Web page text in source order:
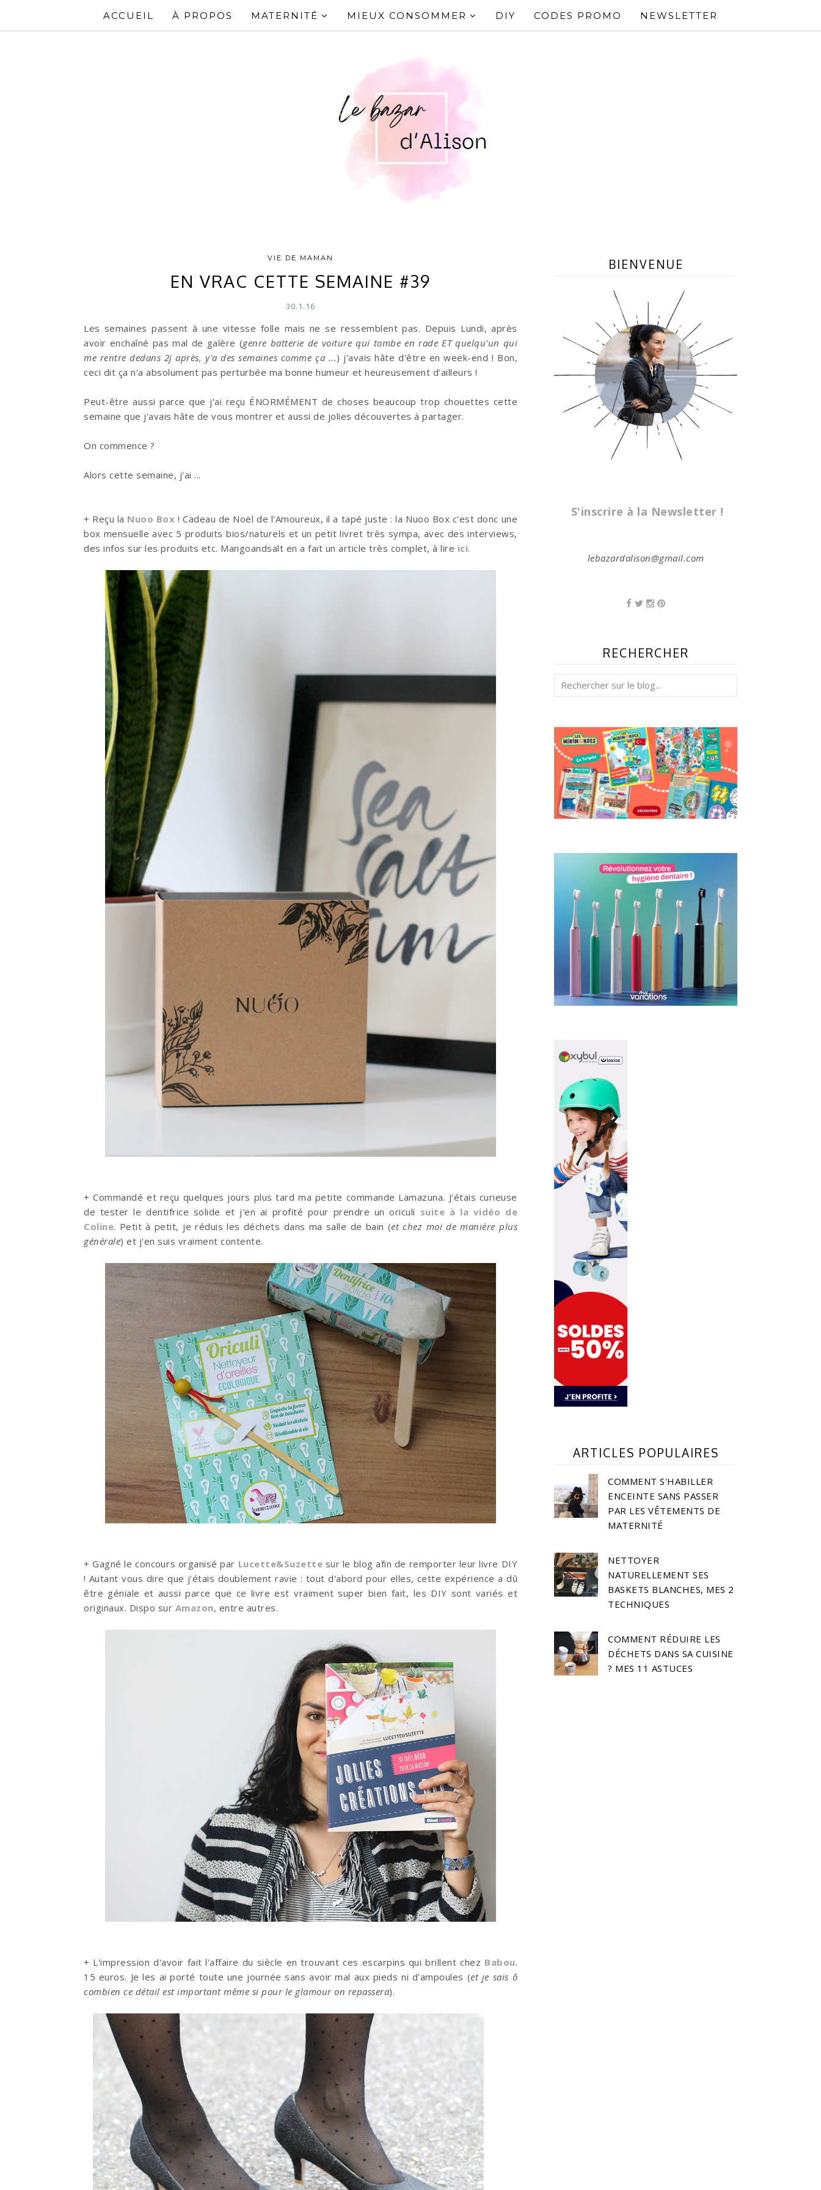
ACCUEIL À PROPOS MATERNITÉ MIEUX CONSOMMER DIY CODES PROMO NEWSLETTER
VIE DE MAMAN
EN VRAC CETTE SEMAINE #39
30.1.16
Les semaines passent à une vitesse folle mais ne se ressemblent pas. Depuis Lundi, après
avoir enchaîné pas mal de galère (genre batterie de voiture qui tombe en rade ET quelqu'un qui
me rentre dedans 2j après, y'a des semaines comme ça ...) j'avais hâte d'être en week-end ! Bon,
ceci dit ça n'a absolument pas perturbée ma bonne humeur et heureusement d'ailleurs !
Peut-être aussi parce que j'ai reçu ÉNORMÉMENT de choses beaucoup trop chouettes cette
semaine que j'avais hâte de vous montrer et aussi de jolies découvertes à partager.
On commence ?
Alors cette semaine, j'ai ...
+ Reçu la Nuoo Box ! Cadeau de Noël de l'Amoureux, il a tapé juste : la Nuoo Box c'est donc une
box mensuelle avec 5 produits bios/naturels et un petit livret très sympa, avec des interviews,
des infos sur les produits etc. Mangoandsalt en a fait un article très complet, à lire ici.
+ Commandé et reçu quelques jours plus tard ma petite commande Lamazuna. J'étais curieuse
de tester le dentifrice solide et j'en ai profité pour prendre un oriculi suite à la vidéo de
Coline. Petit à petit, je réduis les déchets dans ma salle de bain (et chez moi de manière plus
générale) et j'en suis vraiment contente.
+ Gagné le concours organisé par Lucette&Suzette sur le blog afin de remporter leur livre DIY
! Autant vous dire que j'étais doublement ravie : tout d'abord pour elles, cette expérience a dû
être géniale et aussi parce que ce livre est vraiment super bien fait, les DIY sont variés et
originaux. Dispo sur Amazon, entre autres.
+ L'impression d'avoir fait l'affaire du siècle en trouvant ces escarpins qui brillent chez Babou.
15 euros. Je les ai porté toute une journée sans avoir mal aux pieds ni d'ampoules (et je sais ô
combien ce détail est important même si pour le glamour on repassera).
BIENVENUE
S'inscrire à la Newsletter !
lebazardalison@gmail.com
RECHERCHER
ARTICLES POPULAIRES
COMMENT S'HABILLER
ENCEINTE SANS PASSER
PAR LES VÊTEMENTS DE
MATERNITÉ
NETTOYER
NATURELLEMENT SES
BASKETS BLANCHES, MES 2
TECHNIQUES
COMMENT RÉDUIRE LES
DÉCHETS DANS SA CUISINE
? MES 11 ASTUCES